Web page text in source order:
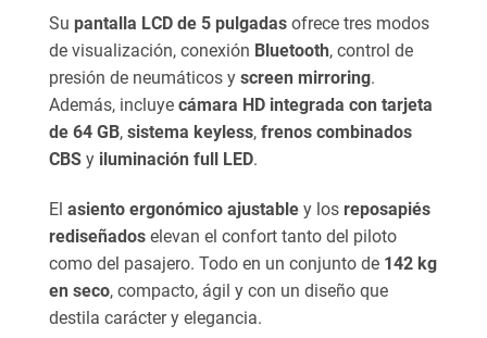
Su pantalla LCD de 5 pulgadas ofrece tres modos
de visualización, conexión Bluetooth, control de
presión de neumáticos y screen mirroring.
Además, incluye cámara HD integrada con tarjeta
de 64 GB, sistema keyless, frenos combinados
CBS y iluminación full LED.
El asiento ergonómico ajustable y los reposapiés
rediseñados elevan el confort tanto del piloto
como del pasajero. Todo en un conjunto de 142 kg
en seco, compacto, ágil y con un diseño que
destila carácter y elegancia.